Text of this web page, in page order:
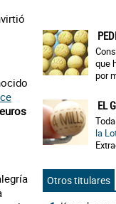
que
por
EL
la
Otros titulares